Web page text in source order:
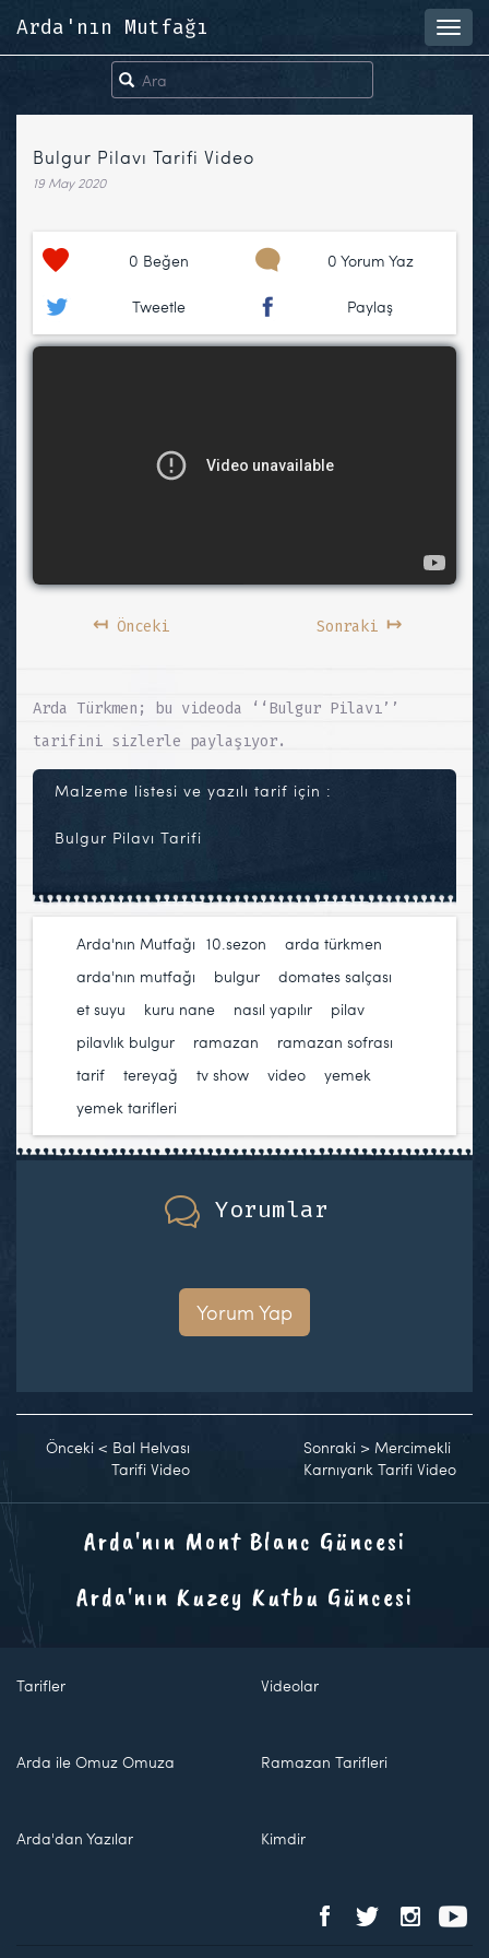
Arda'nın Mutfağı
Bulgur Pilavı Tarifi Video
19 May 2020
0 Beğen 0 Yorum Yaz
Tweetle Paylaş
↤Önceki Sonraki ↦
Arda Türkmen; bu videoda ‘‘Bulgur Pilavı’’
tarifini sizlerle paylaşıyor.
Malzeme listesi ve yazılı tarif için :
Bulgur Pilavı Tarifi
Arda'nın Mutfağı 10.sezon arda türkmen
arda'nın mutfağı
bulgur domates salçası
et suyu
kuru nane nasıl yapılır pilav
pilavlık bulgur
ramazan ramazan sofrası
tarif
tereyağ tv show video yemek
yemek tarifleri
Yorumlar
Yorum Yap
Önceki < Bal Helvası
Tarifi Video
Sonraki > Mercimekli
Karnıyarık Tarifi Video
Arda'nın Mont Blanc Güncesi
Arda'nın Kuzey Kutbu Güncesi
Tarifler Videolar
Arda ile Omuz Omuza Ramazan Tarifleri
Arda'dan Yazılar Kimdir